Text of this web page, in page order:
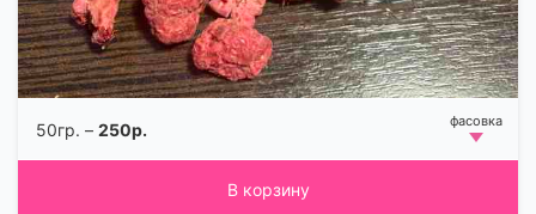
50гр. – 250р.
В корзину